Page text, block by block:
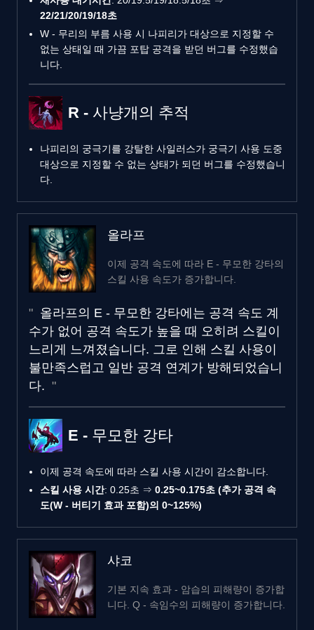
22/21/20/19/18초
W - 무리의 부름 사용 시 나피리가 대상으로 지정할 수
없는 상태일 때 가끔 포탑 공격을 받던 버그를 수정했습
니다.
R - 사냥개의 추적
나피리의 궁극기를 강탈한 사일러스가 궁극기 사용 도중
대상으로 지정할 수 없는 상태가 되던 버그를 수정했습니
다.
올라프
이제 공격 속도에 따라 E - 무모한 강타의
스킬 사용 속도가 증가합니다.
올라프의 E - 무모한 강타에는 공격 속도 계
수가 없어 공격 속도가 높을 때 오히려 스킬이
느리게 느껴졌습니다. 그로 인해 스킬 사용이
불만족스럽고 일반 공격 연계가 방해되었습니
다.
E - 무모한 강타
이제 공격 속도에 따라 스킬 사용 시간이 감소합니다.
스킬 사용 시간: 0.25초 ⇒ 0.25~0.175초 (추가 공격 속
도(W - 버티기 효과 포함)의 0~125%)
샤코
기본 지속 효과 - 암습의 피해량이 증가합
니다. Q - 속임수의 피해량이 증가합니다.